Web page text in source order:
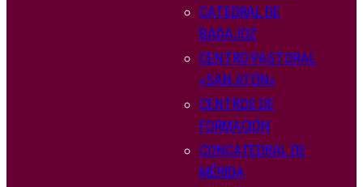
CATEDRAL DE
BADAJOZ
CENTRO PASTORAL
«SAN ATÓN»
CENTROS DE
FORMACIÓN
CONCATEDRAL DE
MÉRIDA